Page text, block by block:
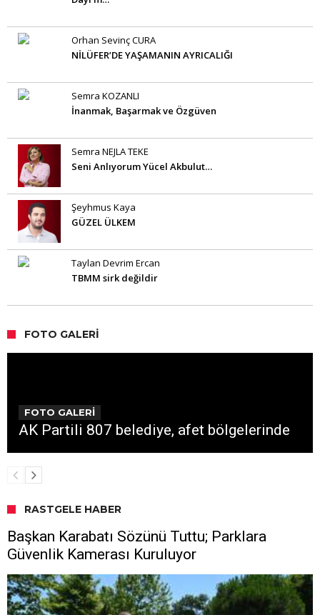
Orhan Sevinç CURA
NİLÜFER’DE YAŞAMANIN AYRICALIĞI
Semra KOZANLI
İnanmak, Başarmak ve Özgüven
Semra NEJLA TEKE
Seni Anlıyorum Yücel Akbulut…
Şeyhmus Kaya
GÜZEL ÜLKEM
Taylan Devrim Ercan
TBMM sirk değildir
FOTO GALERI
FOTO GALERİ
AK Partili 807 belediye, afet bölgelerinde
RASTGELE HABER
Başkan Karabatı Sözünü Tuttu; Parklara
Güvenlik Kamerası Kuruluyor